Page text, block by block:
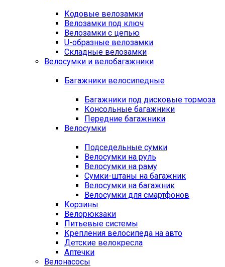
Кодовые велозамки
Велозамки под ключ
Велозамки с цепью
U-образные велозамки
Складные велозамки
Велосумки и велобагажники
Багажники велосипедные
Багажники под дисковые тормоза
Консольные багажники
Передние багажники
Велосумки
Подседельные сумки
Велосумки на руль
Велосумки на раму
Сумки-штаны на багажник
Велосумки на багажник
Велосумки для смартфонов
Корзины
Велорюкзаки
Питьевые системы
Крепления велосипеда на авто
Детские велокресла
Аптечки
Велонасосы